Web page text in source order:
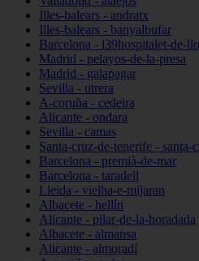
Illes-balears - andratx
Illes-balears - banyalbufar
Barcelona - l39hospitalet-de-
Madrid - pelayos-de-la-presa
Madrid - galapagar
Sevilla - utrera
A-coruña - cedeira
Alicante - ondara
Sevilla - camas
Santa-cruz-de-tenerife - santa-
Barcelona - premià-de-mar
Barcelona - taradell
Lleida - vielha-e-mijaran
Albacete - hellín
Alicante - pilar-de-la-horadada
Albacete - almansa
Alicante - almoradí